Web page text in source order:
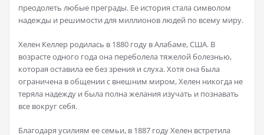
преодолеть любые преграды. Ее история стала символом
надежды и решимости для миллионов людей по всему миру.
Хелен Келлер родилась в 1880 году в Алабаме, США. В
возрасте одного года она переболела тяжелой болезнью,
которая оставила ее без зрения и слуха. Хотя она была
ограничена в общении с внешним миром, Хелен никогда не
теряла надежду и была полна желания изучать и познавать
все вокруг себя.
Благодаря усилиям ее семьи, в 1887 году Хелен встретила